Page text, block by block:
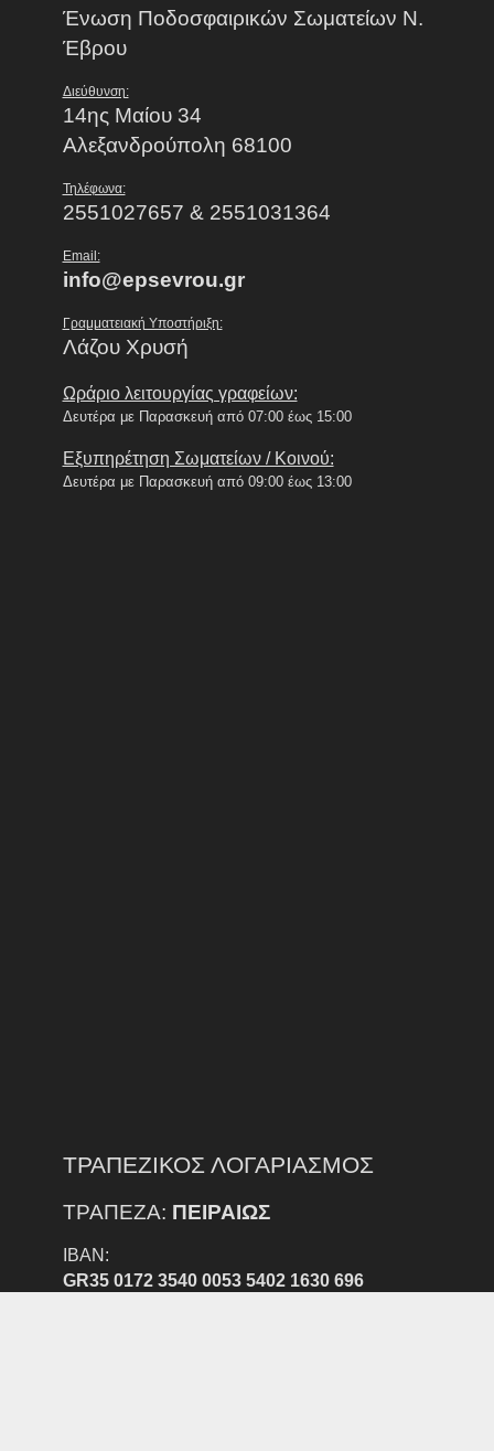
Ένωση Ποδοσφαιρικών Σωματείων Ν.
Έβρου
Διεύθυνση:
14ης Μαίου 34
Αλεξανδρούπολη 68100
Τηλέφωνα:
2551027657 & 2551031364
Email:
info@epsevrou.gr
Γραμματειακή Υποστήριξη:
Λάζου Χρυσή
Ωράριο λειτουργίας γραφείων:
Δευτέρα με Παρασκευή από 07:00 έως 15:00
Εξυπηρέτηση Σωματείων / Κοινού:
Δευτέρα με Παρασκευή από 09:00 έως 13:00
ΤΡΑΠΕΖΙΚΟΣ ΛΟΓΑΡΙΑΣΜΟΣ
ΤΡΑΠΕΖΑ: ΠΕΙΡΑΙΩΣ
IBAN:
GR35 0172 3540 0053 5402 1630 696